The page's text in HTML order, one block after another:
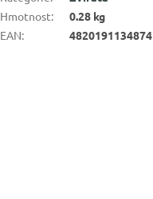
Hmotnost:
0.28 kg
EAN: 4820191134874